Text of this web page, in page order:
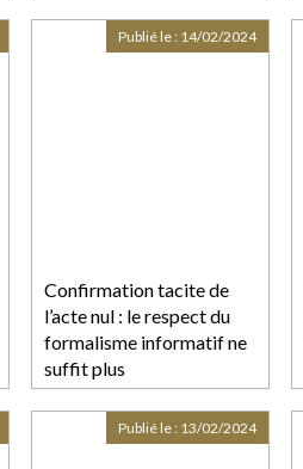
Confirmation tacite de
l’acte nul : le respect du
formalisme informatif ne
suffit plus
Publié le : 14/02/2024
Publié le : 13/02/2024